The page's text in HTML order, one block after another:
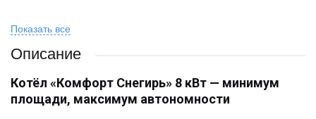
Показать все
Описание
Котёл «Комфорт Снегирь» 8 кВт — минимум
площади, максимум автономности